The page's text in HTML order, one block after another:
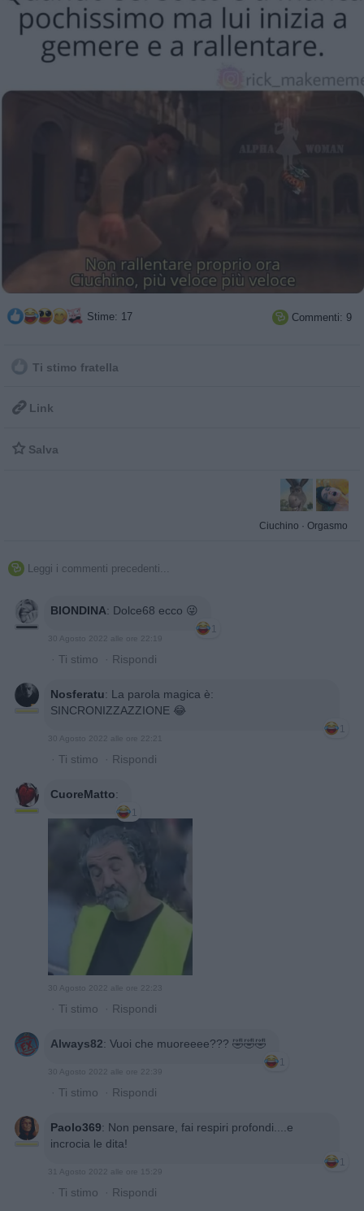
Stime: 17  Commenti: 9
Ti stimo fratella
 Link
 Salva
Ciuchino · Orgasmo
 Leggi i commenti precedenti...
BIONDINA: Dolce68 ecco 😜
1
30 Agosto 2022 alle ore 22:19
· Ti stimo · Rispondi
Nosferatu: La parola magica è:
SINCRONIZZAZZIONE 😂
1
30 Agosto 2022 alle ore 22:21
· Ti stimo · Rispondi
CuoreMatto:
1
30 Agosto 2022 alle ore 22:23
· Ti stimo · Rispondi
Always82: Vuoi che muoreeee??? 🤣🤣🤣
1
30 Agosto 2022 alle ore 22:39
· Ti stimo · Rispondi
Paolo369: Non pensare, fai respiri profondi....e
incrocia le dita!
1
31 Agosto 2022 alle ore 15:29
· Ti stimo · Rispondi